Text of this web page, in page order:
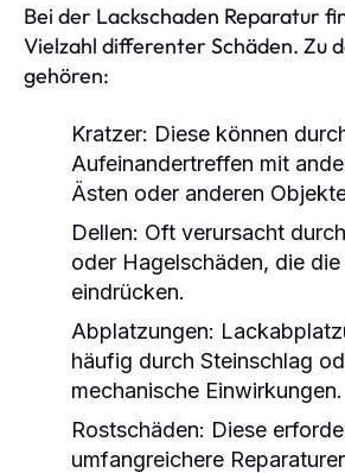
Bei der Lackschaden Reparatur
Vielzahl differenter Schäden. Zu
gehören:
Kratzer: Diese können
Aufeinandertreffen mit
Ästen oder anderen
Dellen: Oft verursacht
oder Hagelschäden, die
eindrücken.
Abplatzungen:
häufig durch Steinschlag
mechanische Einwirkungen.
Rostschäden: Diese
umfangreichere